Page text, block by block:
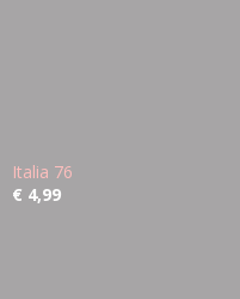
Italia 76
€ 4,99